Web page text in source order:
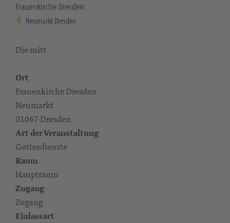
Frauenkirche Dresden
Neumarkt Dresden
Die mitt
Ort
Frauenkirche Dresden
Neumarkt
01067 Dresden
Art der Veranstaltung
Gottesdienste
Raum
Hauptraum
Zugang
Zugang
Einlassart